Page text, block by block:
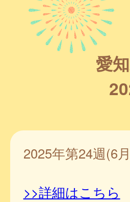
愛
2025年第24週(6
>>詳細はこちら